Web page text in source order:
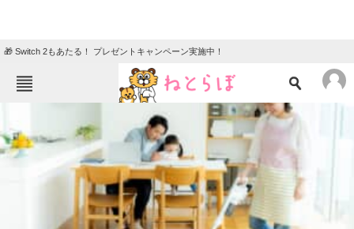
🎁 Switch 2もあたる！ プレゼントキャンペーン実施中！
TOP ニュース
エンタメ クイズ
地域
教育・育児